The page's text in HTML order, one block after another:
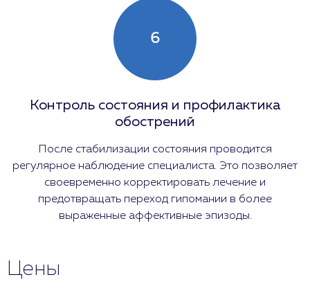
6
Контроль состояния и профилактика
обострений
После стабилизации состояния проводится
регулярное наблюдение специалиста. Это позволяет
своевременно корректировать лечение и
предотвращать переход гипомании в более
выраженные аффективные эпизоды.
Цены